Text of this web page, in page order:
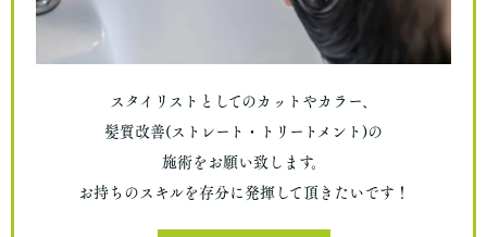
スタイリストとしてのカットやカラー、
髪質改善(ストレート・トリートメント)の
施術をお願い致します。
お持ちのスキルを存分に発揮して頂きたいです！